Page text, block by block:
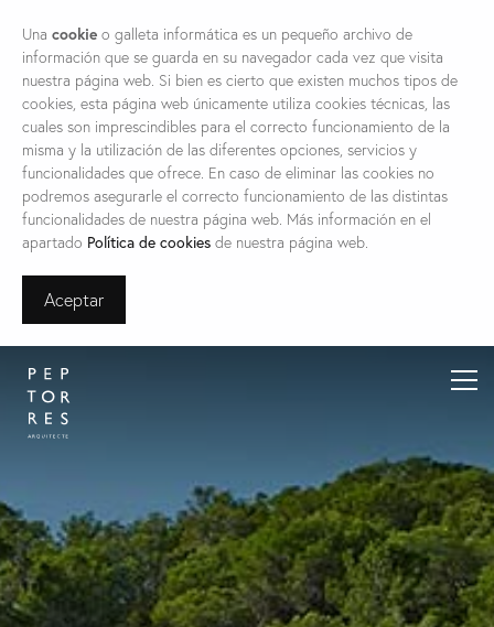
Una cookie o galleta informática es un pequeño archivo de
información que se guarda en su navegador cada vez que visita
nuestra página web. Si bien es cierto que existen muchos tipos de
cookies, esta página web únicamente utiliza cookies técnicas, las
cuales son imprescindibles para el correcto funcionamiento de la
misma y la utilización de las diferentes opciones, servicios y
funcionalidades que ofrece. En caso de eliminar las cookies no
podremos asegurarle el correcto funcionamiento de las distintas
funcionalidades de nuestra página web. Más información en el
apartado Política de cookies de nuestra página web.
Aceptar